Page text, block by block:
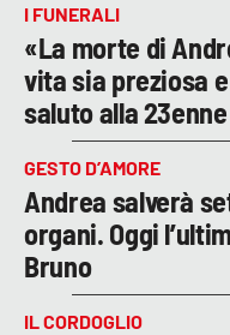
I FUNERALI
«La morte di
vita sia preziosa
saluto alla
GESTO D’AMORE
Andrea salverà
organi. Oggi
Bruno
IL CORDOGLIO